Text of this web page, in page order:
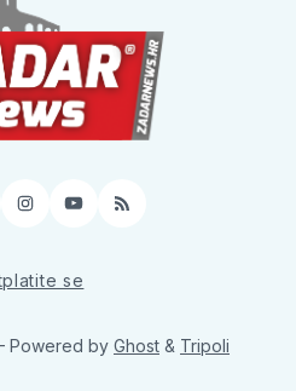
Instagram
YouTube
RSS
se
Powered by Ghost & Tripoli